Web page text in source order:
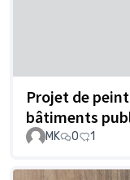
Projet de
bâtiments
MK 0 1